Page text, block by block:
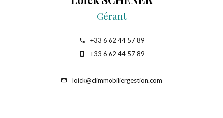
Gérant
+33 6 62 44 57 89
+33 6 62 44 57 89
loick@climmobiliergestion.com